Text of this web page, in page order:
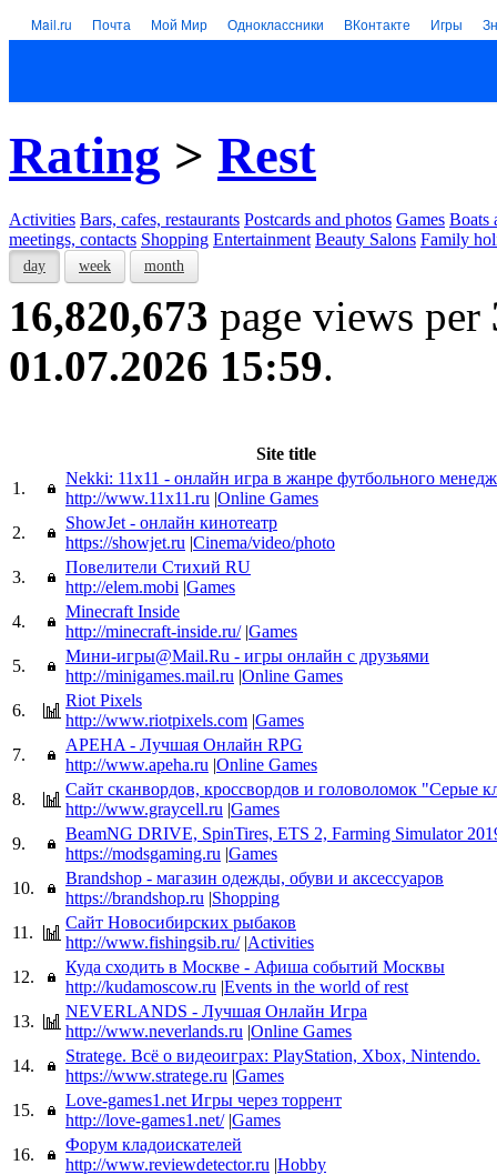
Mail.ru Почта Мой Мир Одноклассники ВКонтакте Игры
Rating > Rest
Activities Bars, cafes, restaurants Postcards and photos Games Boats
meetings, contacts Shopping Entertainment Beauty Salons Family
day week month
16,820,673 page views per
01.07.2026 15:59.
Site title
1.
Nekki: 11x11 - онлайн игра в жанре футбольного
http://www.11x11.ru |Online Games
2.
ShowJet - онлайн кинотеатр
https://showjet.ru |Cinema/video/photo
3.
Повелители Стихий RU
http://elem.mobi |Games
4.
Minecraft Inside
http://minecraft-inside.ru/ |Games
5.
Мини-игры@Mail.Ru - игры онлайн с друзьями
http://minigames.mail.ru |Online Games
6.
Riot Pixels
http://www.riotpixels.com |Games
7.
APEHA - Лучшая Онлайн RPG
http://www.apeha.ru |Online Games
8.
Сайт сканвордов, кроссвордов и головоломок "Серые
http://www.graycell.ru |Games
9.
BeamNG DRIVE, SpinTires, ETS 2, Farming Simulator
https://modsgaming.ru |Games
10.
Brandshop - магазин одежды, обуви и аксессуаров
https://brandshop.ru |Shopping
11.
Сайт Новосибирских рыбаков
http://www.fishingsib.ru/ |Activities
12.
Куда сходить в Москве - Афиша событий Москвы
http://kudamoscow.ru |Events in the world of rest
13.
NEVERLANDS - Лучшая Онлайн Игра
http://www.neverlands.ru |Online Games
14.
Stratege. Всё о видеоиграх: PlayStation, Xbox, Nintendo.
https://www.stratege.ru |Games
15.
Love-games1.net Игры через торрент
http://love-games1.net/ |Games
16.
Форум кладоискателей
http://www.reviewdetector.ru |Hobby